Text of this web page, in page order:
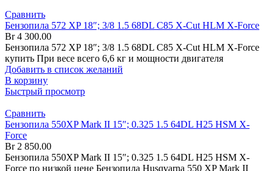
Сравнить
Бензопила 572 XP 18″; 3/8 1.5 68DL C85 X-Cut HLM X-Force
Br4 300.00
Бензопила 572 XP 18″; 3/8 1.5 68DL C85 X-Cut HLM X-Force
купить При весе всего 6,6 кг и мощности двигателя
Добавить в список желаний
В корзину
Быстрый просмотр
Сравнить
Бензопила 550XP Mark II 15″; 0.325 1.5 64DL H25 HSM X-
Force
Br2 850.00
Бензопила 550XP Mark II 15″; 0.325 1.5 64DL H25 HSM X-
Force по низкой цене Бензопила Husqvarna 550 XP Mark II